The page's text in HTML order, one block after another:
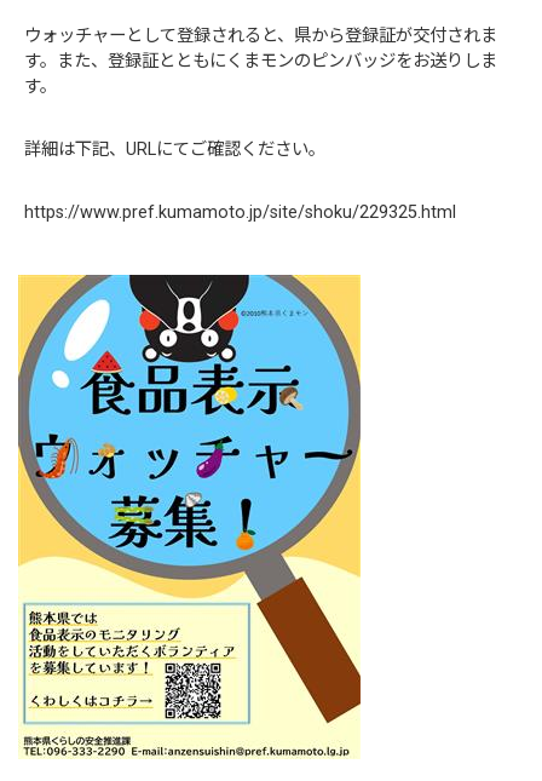
ウォッチャーとして登録されると、県から登録証が交付されま
す。また、登録証とともにくまモンのピンバッジをお送りしま
す。
詳細は下記、URLにてご確認ください。
https://www.pref.kumamoto.jp/site/shoku/229325.html